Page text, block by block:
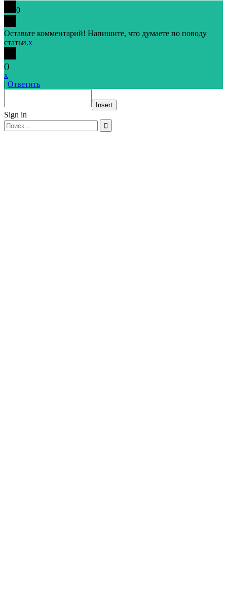
0
Оставьте комментарий! Напишите, что думаете по поводу
статьи.x
()
x
| Ответить
Insert
Sign in